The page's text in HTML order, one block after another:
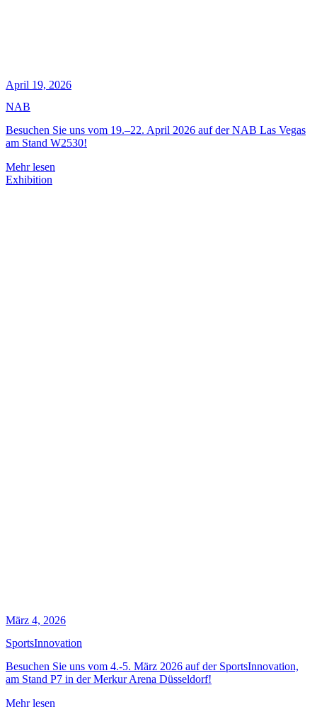
April 19, 2026
NAB
Besuchen Sie uns vom 19.–22. April 2026 auf der NAB Las Vegas
am Stand W2530!
Mehr lesen
Exhibition
März 4, 2026
SportsInnovation
Besuchen Sie uns vom 4.-5. März 2026 auf der SportsInnovation,
am Stand P7 in der Merkur Arena Düsseldorf!
Mehr lesen